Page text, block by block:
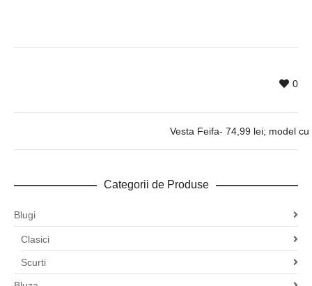
0
Vesta Feifa- 74,99 lei; model
Categorii de Produse
Blugi
Clasici
Scurti